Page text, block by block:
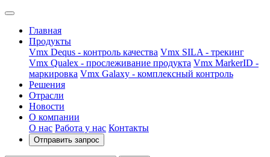
Главная
Продукты
Vmx Dequs - контроль качества Vmx SILA - трекинг
Vmx Qualex - прослеживание продукта Vmx MarkerID -
маркировка Vmx Galaxy - комплексный контроль
Решения
Отрасли
Новости
О компании
О нас Работа у нас Контакты
Отправить запрос